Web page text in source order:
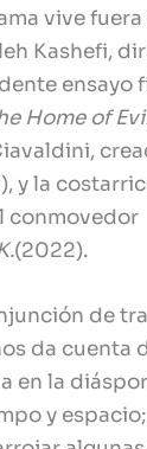
vive fuera
Kashefi,
ensayo
Home of
y la
conmovedor
(2022).
de
da cuenta
en la
y